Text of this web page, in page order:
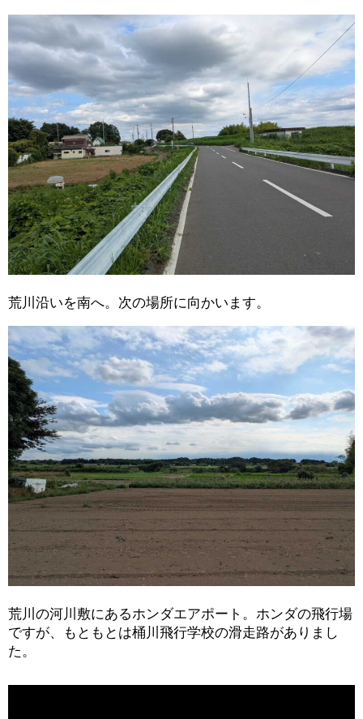
荒川沿いを南へ。次の場所に向かいます。
荒川の河川敷にあるホンダエアポート。ホンダの飛行場
ですが、もともとは桶川飛行学校の滑走路がありまし
た。